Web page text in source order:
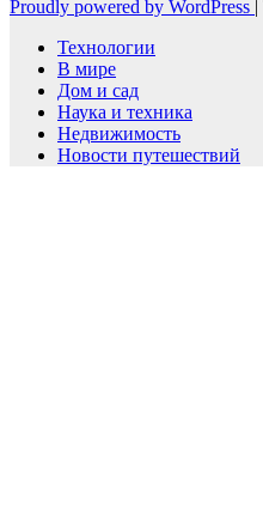
Proudly powered by WordPress |
Технологии
В мире
Дом и сад
Наука и техника
Недвижимость
Новости путешествий